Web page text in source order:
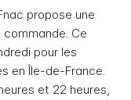
propose une
commande. Ce
pour les
en Île-de-France.
et 22 heures,